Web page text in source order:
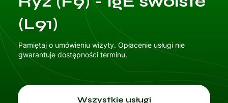
(L91)
Pamiętaj o umówieniu wizyty. Opłacenie usługi nie
gwarantuje dostępności terminu.
Wszystkie usługi